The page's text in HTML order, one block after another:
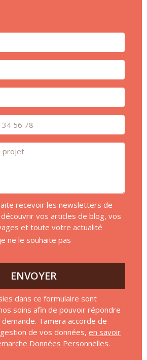
recevoir les newsletters de
vos articles de blog, vos
et toute votre actualité
ne le souhaite pas
ENVOYER
dans ce formulaire sont
soins afin de pouvoir répondre
Tamera accorde de
de vos données, en savoir
Données Personnelles.